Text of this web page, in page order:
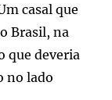
casal que
Brasil, na
que deveria
no lado